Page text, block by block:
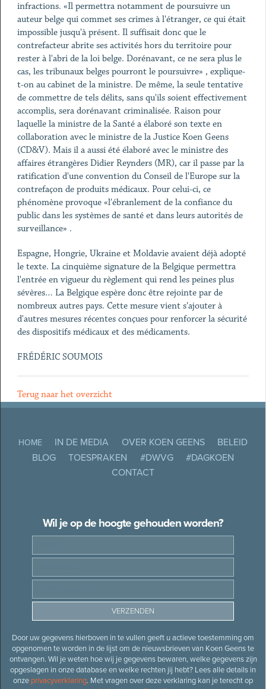
infractions. «Il permettra notamment de poursuivre un
auteur belge qui commet ses crimes à l'étranger, ce qui était
impossible jusqu'à présent. Il suffisait donc que le
contrefacteur abrite ses activités hors du territoire pour
rester à l'abri de la loi belge. Dorénavant, ce ne sera plus le
cas, les tribunaux belges pourront le poursuivre» , explique-
t-on au cabinet de la ministre. De même, la seule tentative
de commettre de tels délits, sans qu'ils soient effectivement
accomplis, sera dorénavant criminalisée. Raison pour
laquelle la ministre de la Santé a élaboré son texte en
collaboration avec le ministre de la Justice Koen Geens
(CD&V). Mais il a aussi été élaboré avec le ministre des
affaires étrangères Didier Reynders (MR), car il passe par la
ratification d'une convention du Conseil de l'Europe sur la
contrefaçon de produits médicaux. Pour celui-ci, ce
phénomène provoque «l'ébranlement de la confiance du
public dans les systèmes de santé et dans leurs autorités de
surveillance» .
Espagne, Hongrie, Ukraine et Moldavie avaient déjà adopté
le texte. La cinquième signature de la Belgique permettra
l'entrée en vigueur du règlement qui rend les peines plus
sévères… La Belgique espère donc être rejointe par de
nombreux autres pays. Cette mesure vient s'ajouter à
d'autres mesures récentes conçues pour renforcer la sécurité
des dispositifs médicaux et des médicaments.
FRÉDÉRIC SOUMOIS
Terug naar het overzicht
HOME IN DE MEDIA OVER KOEN GEENS
BELEID
BLOG
TOESPRAKEN #DWVG
#DAGKOEN
CONTACT
Wil je op de hoogte gehouden worden?
Door uw gegevens hierboven in te vullen geeft u actieve toestemming om
opgenomen te worden in de lijst om de nieuwsbrieven van Koen Geens te
ontvangen. Wil je weten hoe wij je gegevens bewaren, welke gegevens zijn
opgeslagen in onze database en welke rechten jij hebt? Lees alle details in
onze privacyverklaring. Met vragen over deze verklaring kan je terecht op